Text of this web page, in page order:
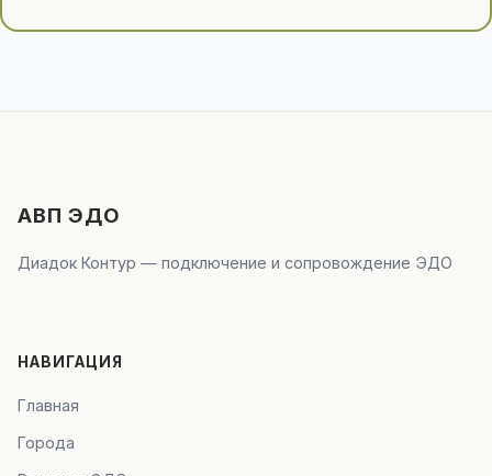
АВП ЭДО
Диадок Контур — подключение и сопровождение ЭДО
НАВИГАЦИЯ
Главная
Города